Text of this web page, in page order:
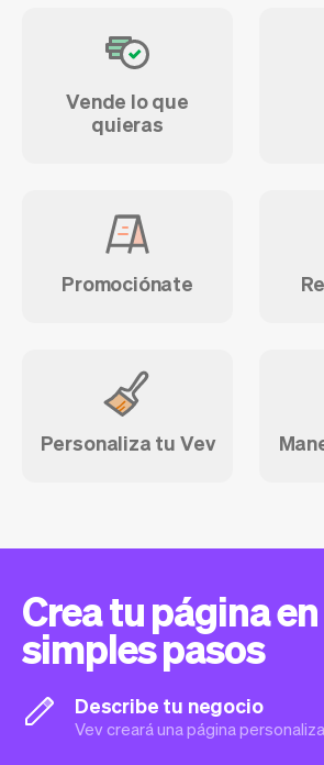
Vende lo que
quieras
Promociónate
Personaliza tu Vev
Crea tu página
simples pasos
Describe tu negocio
Vev creará una página